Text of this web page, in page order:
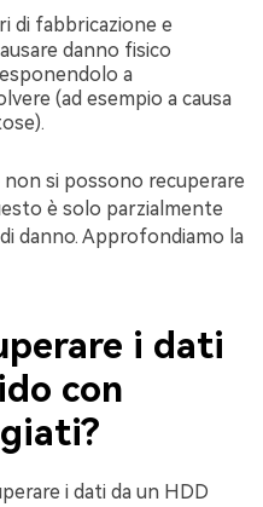
di fabbricazione e
danno fisico
a
(ad esempio a causa
si possono recuperare
è solo parzialmente
danno. Approfondiamo la
i dati
con
i dati da un HDD